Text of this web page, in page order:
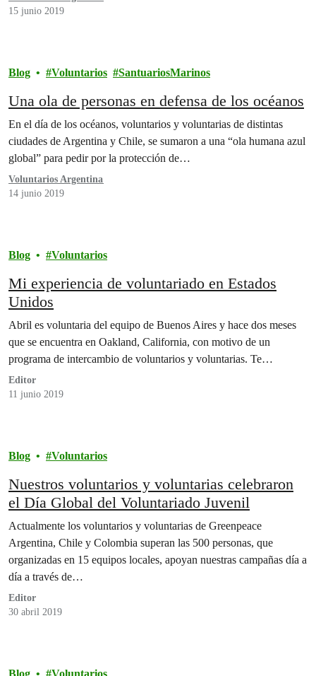
15 junio 2019
Blog Voluntarios SantuariosMarinos
Una ola de personas en defensa de los océanos
En el día de los océanos, voluntarios y voluntarias de distintas
ciudades de Argentina y Chile, se sumaron a una “ola humana azul
global” para pedir por la protección de…
Voluntarios Argentina
14 junio 2019
Blog Voluntarios
Mi experiencia de voluntariado en Estados
Unidos
Abril es voluntaria del equipo de Buenos Aires y hace dos meses
que se encuentra en Oakland, California, con motivo de un
programa de intercambio de voluntarios y voluntarias. Te…
Editor
11 junio 2019
Blog Voluntarios
Nuestros voluntarios y voluntarias celebraron
el Día Global del Voluntariado Juvenil
Actualmente los voluntarios y voluntarias de Greenpeace
Argentina, Chile y Colombia superan las 500 personas, que
organizadas en 15 equipos locales, apoyan nuestras campañas día a
día a través de…
Editor
30 abril 2019
Blog Voluntarios